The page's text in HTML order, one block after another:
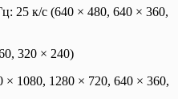
25 к/с (640 × 480, 640 × 360,
320 × 240)
× 1080, 1280 × 720, 640 × 360,